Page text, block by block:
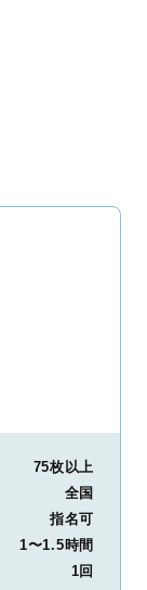
75枚以上
全国
指名可
1〜1.5時間
1回